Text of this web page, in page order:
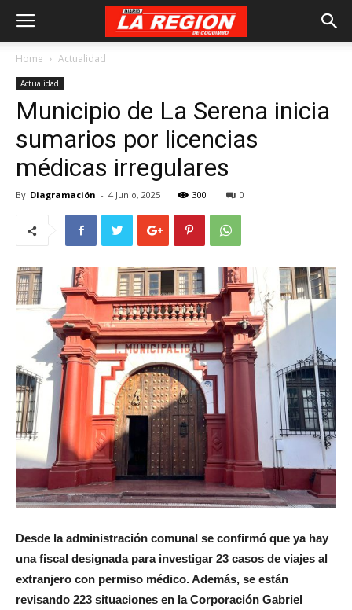
Home Actualidad
Actualidad
Municipio de La Serena inicia
sumarios por licencias
médicas irregulares
By Diagramación - 4 Junio, 2025 300 0
Desde la administración comunal se confirmó que ya hay
una fiscal designada para investigar 23 casos de viajes al
extranjero con permiso médico. Además, se están
revisando 223 situaciones en la Corporación Gabriel